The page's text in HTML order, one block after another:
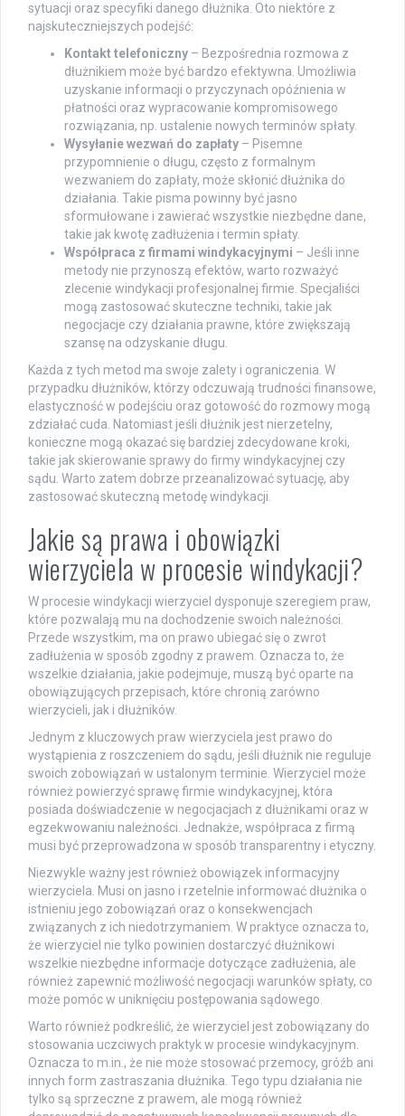
sytuacji oraz specyfiki danego dłużnika. Oto niektóre z
najskuteczniejszych podejść:
Kontakt telefoniczny – Bezpośrednia rozmowa z
dłużnikiem może być bardzo efektywna. Umożliwia
uzyskanie informacji o przyczynach opóźnienia w
płatności oraz wypracowanie kompromisowego
rozwiązania, np. ustalenie nowych terminów spłaty.
Wysyłanie wezwań do zapłaty – Pisemne
przypomnienie o długu, często z formalnym
wezwaniem do zapłaty, może skłonić dłużnika do
działania. Takie pisma powinny być jasno
sformułowane i zawierać wszystkie niezbędne dane,
takie jak kwotę zadłużenia i termin spłaty.
Współpraca z firmami windykacyjnymi – Jeśli inne
metody nie przynoszą efektów, warto rozważyć
zlecenie windykacji profesjonalnej firmie. Specjaliści
mogą zastosować skuteczne techniki, takie jak
negocjacje czy działania prawne, które zwiększają
szansę na odzyskanie długu.
Każda z tych metod ma swoje zalety i ograniczenia. W
przypadku dłużników, którzy odczuwają trudności finansowe,
elastyczność w podejściu oraz gotowość do rozmowy mogą
zdziałać cuda. Natomiast jeśli dłużnik jest nierzetelny,
konieczne mogą okazać się bardziej zdecydowane kroki,
takie jak skierowanie sprawy do firmy windykacyjnej czy
sądu. Warto zatem dobrze przeanalizować sytuację, aby
zastosować skuteczną metodę windykacji.
Jakie są prawa i obowiązki
wierzyciela w procesie windykacji?
W procesie windykacji wierzyciel dysponuje szeregiem praw,
które pozwalają mu na dochodzenie swoich należności.
Przede wszystkim, ma on prawo ubiegać się o zwrot
zadłużenia w sposób zgodny z prawem. Oznacza to, że
wszelkie działania, jakie podejmuje, muszą być oparte na
obowiązujących przepisach, które chronią zarówno
wierzycieli, jak i dłużników.
Jednym z kluczowych praw wierzyciela jest prawo do
wystąpienia z roszczeniem do sądu, jeśli dłużnik nie reguluje
swoich zobowiązań w ustalonym terminie. Wierzyciel może
również powierzyć sprawę firmie windykacyjnej, która
posiada doświadczenie w negocjacjach z dłużnikami oraz w
egzekwowaniu należności. Jednakże, współpraca z firmą
musi być przeprowadzona w sposób transparentny i etyczny.
Niezwykle ważny jest również obowiązek informacyjny
wierzyciela. Musi on jasno i rzetelnie informować dłużnika o
istnieniu jego zobowiązań oraz o konsekwencjach
związanych z ich niedotrzymaniem. W praktyce oznacza to,
że wierzyciel nie tylko powinien dostarczyć dłużnikowi
wszelkie niezbędne informacje dotyczące zadłużenia, ale
również zapewnić możliwość negocjacji warunków spłaty, co
może pomóc w uniknięciu postępowania sądowego.
Warto również podkreślić, że wierzyciel jest zobowiązany do
stosowania uczciwych praktyk w procesie windykacyjnym.
Oznacza to m.in., że nie może stosować przemocy, gróźb ani
innych form zastraszania dłużnika. Tego typu działania nie
tylko są sprzeczne z prawem, ale mogą również